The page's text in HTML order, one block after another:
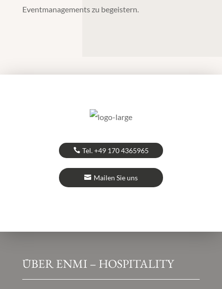
Eventmanagements zu begeistern.
Tel. +49 170 4365965
Mailen Sie uns
ÜBER ENMI – HOSPITALITY